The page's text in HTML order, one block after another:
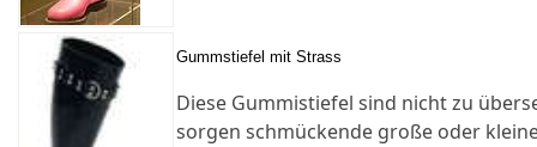
Gummstiefel mit Strass
Diese Gummistiefel sind nicht zu
sorgen schmückende große oder